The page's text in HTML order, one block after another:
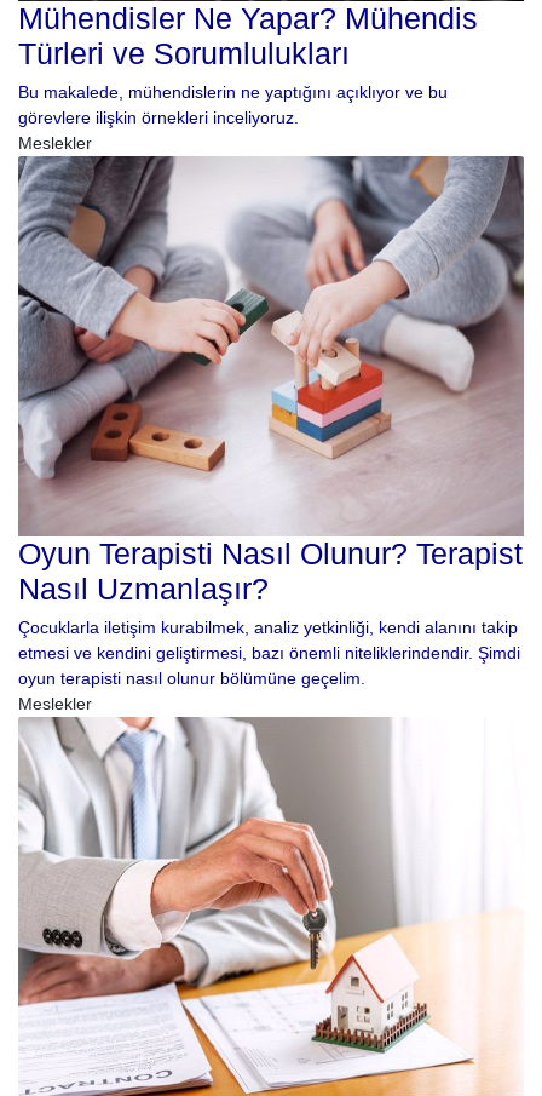
Mühendisler Ne Yapar? Mühendis
Türleri ve Sorumlulukları
Bu makalede, mühendislerin ne yaptığını açıklıyor ve bu
görevlere ilişkin örnekleri inceliyoruz.
Meslekler
Oyun Terapisti Nasıl Olunur? Terapist
Nasıl Uzmanlaşır?
Çocuklarla iletişim kurabilmek, analiz yetkinliği, kendi alanını takip
etmesi ve kendini geliştirmesi, bazı önemli niteliklerindendir. Şimdi
oyun terapisti nasıl olunur bölümüne geçelim.
Meslekler